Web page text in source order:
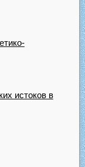
истоков в